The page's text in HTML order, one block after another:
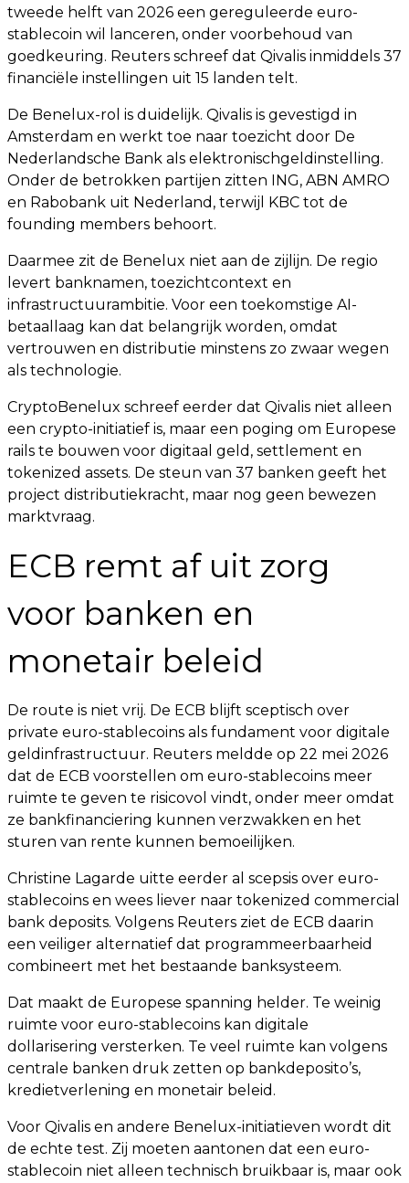
tweede helft van 2026 een gereguleerde euro-
stablecoin wil lanceren, onder voorbehoud van
goedkeuring. Reuters schreef dat Qivalis inmiddels 37
financiële instellingen uit 15 landen telt.
De Benelux-rol is duidelijk. Qivalis is gevestigd in
Amsterdam en werkt toe naar toezicht door De
Nederlandsche Bank als elektronischgeldinstelling.
Onder de betrokken partijen zitten ING, ABN AMRO
en Rabobank uit Nederland, terwijl KBC tot de
founding members behoort.
Daarmee zit de Benelux niet aan de zijlijn. De regio
levert banknamen, toezichtcontext en
infrastructuurambitie. Voor een toekomstige AI-
betaallaag kan dat belangrijk worden, omdat
vertrouwen en distributie minstens zo zwaar wegen
als technologie.
CryptoBenelux schreef eerder dat Qivalis niet alleen
een crypto-initiatief is, maar een poging om Europese
rails te bouwen voor digitaal geld, settlement en
tokenized assets. De steun van 37 banken geeft het
project distributiekracht, maar nog geen bewezen
marktvraag.
ECB remt af uit zorg
voor banken en
monetair beleid
De route is niet vrij. De ECB blijft sceptisch over
private euro-stablecoins als fundament voor digitale
geldinfrastructuur. Reuters meldde op 22 mei 2026
dat de ECB voorstellen om euro-stablecoins meer
ruimte te geven te risicovol vindt, onder meer omdat
ze bankfinanciering kunnen verzwakken en het
sturen van rente kunnen bemoeilijken.
Christine Lagarde uitte eerder al scepsis over euro-
stablecoins en wees liever naar tokenized commercial
bank deposits. Volgens Reuters ziet de ECB daarin
een veiliger alternatief dat programmeerbaarheid
combineert met het bestaande banksysteem.
Dat maakt de Europese spanning helder. Te weinig
ruimte voor euro-stablecoins kan digitale
dollarisering versterken. Te veel ruimte kan volgens
centrale banken druk zetten op bankdeposito’s,
kredietverlening en monetair beleid.
Voor Qivalis en andere Benelux-initiatieven wordt dit
de echte test. Zij moeten aantonen dat een euro-
stablecoin niet alleen technisch bruikbaar is, maar ook